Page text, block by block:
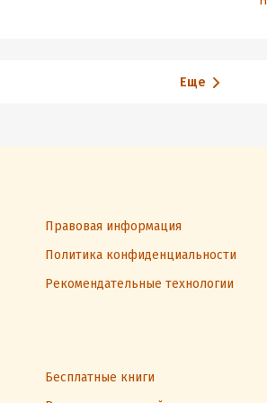
Еще
Правовая информация
Политика конфиденциальности
Рекомендательные технологии
Бесплатные книги